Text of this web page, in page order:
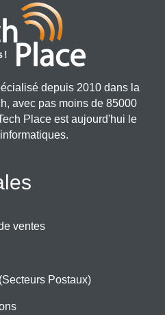
depuis 2010 dans la
avec pas moins de 85000
Place est aujourd'hui le
ventes
Postaux)